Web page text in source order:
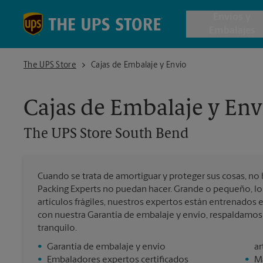
Cajas de
Envío
The UPS Store
The UPS Store South BendCajas de Embalaje y Envío
Cajas de Embalaje y
The UPS Store South Bend
Cuando se trata de amortiguar y proteger sus cosas, no
Packing Experts no puedan hacer. Grande o pequeño,
artículos frágiles, nuestros expertos están entrenados
con nuestra Garantía de embalaje y envío,
tranquilo.
• Garantía de embalaje y envío
•
Embaladores expertos certificados
•